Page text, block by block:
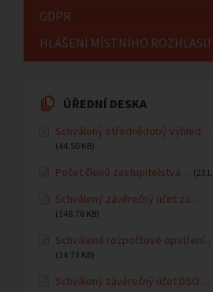
GDPR
HLÁŠENÍ MÍSTNÍHO ROZHLASU
ÚŘEDNÍ DESKA
Schválený střednědobý výhled…
(44.50 KB)
Počet členů zastupitelstva…
Schválený závěrečný účet za…
(148.78 KB)
Schválené rozpočtové opatření…
(14.73 KB)
Schválený závěrečný účet DSO…